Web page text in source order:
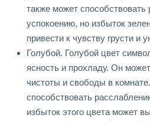
также может
успокоению, но избыток
привести к чувству грусти и
Голубой. Голубой цвет
ясность и прохладу. Он
чистоты и свободы в
способствовать
избыток этого цвета может